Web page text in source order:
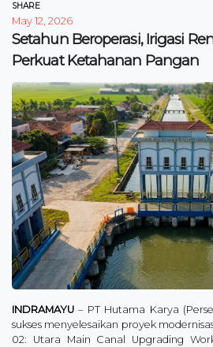
SHARE
May 12, 2026
Setahun Beroperasi, Irigasi
Perkuat Ketahanan Pangan
INDRAMAYU – PT Hutama Karya
sukses menyelesaikan proyek
02: Utara Main Canal Upgrading